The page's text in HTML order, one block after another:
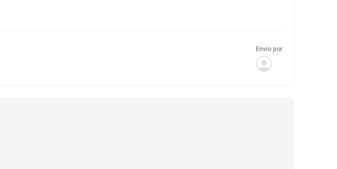
Envio por